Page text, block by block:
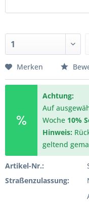
Merken
Achtung:
Auf
Woche 10%
Hinweis:
geltend
Artikel-Nr.:
Straßenzulassung: